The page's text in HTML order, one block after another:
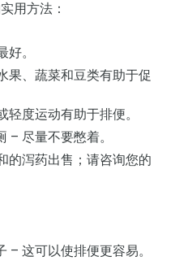
用方法：
。
果、蔬菜和豆类有助于促
轻度运动有助于排便。
– 尽量不要憋着。
的泻药出售；请咨询您的
– 这可以使排便更容易。